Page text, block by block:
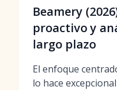
Beamery
proactivo y
largo plazo
El enfoque
lo hace